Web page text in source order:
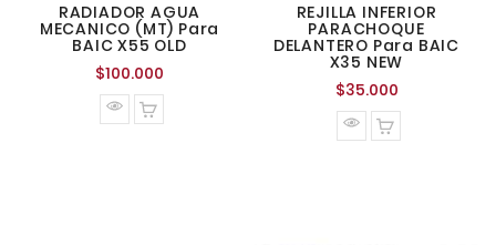
RADIADOR AGUA
MECANICO (MT) Para
BAIC X55 OLD
$100.000
normal
REJILLA INFERIOR
PARACHOQUE
DELANTERO Para BAIC
X35 NEW
$35.000Precio
normal